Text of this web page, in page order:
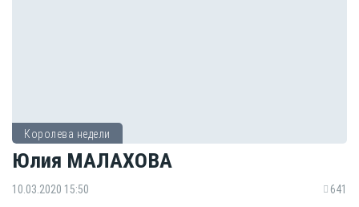
Королева недели
Юлия МАЛАХОВА
10.03.2020 15:50 641